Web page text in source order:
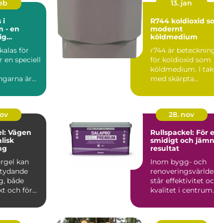
i
- en
för
en speciell
är
13. jan
R744 koldioxid som
modernt
köldmedium
r744 är
för koldioxid som
köldmedium. I
med skärpta
energipriser ...
Vägen
kan
både
och för
28. nov
Rullspackel: För
smidigt och
resultat
Inom bygg- och
står effektivitet
kvalitet i centrum.